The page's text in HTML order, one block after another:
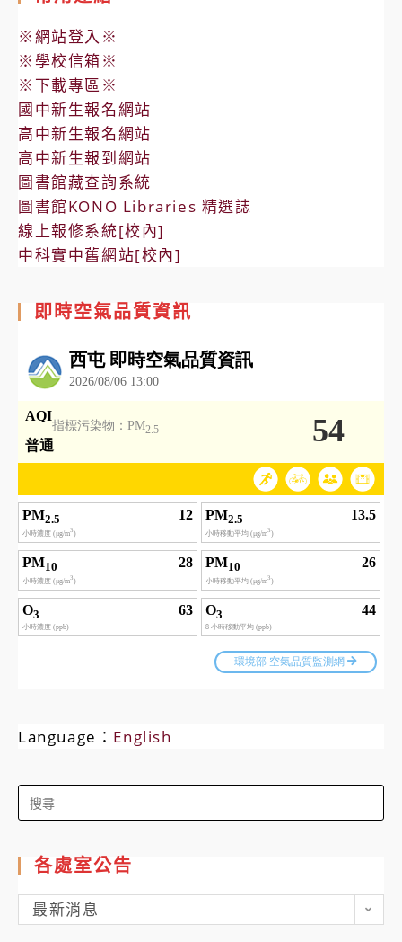
※網站登入※
※學校信箱※
※下載專區※
國中新生報名網站
高中新生報名網站
高中新生報到網站
圖書館藏查詢系統
圖書館KONO Libraries 精選誌
線上報修系統[校內]
中科實中舊網站[校內]
即時空氣品質資訊
Language： English
Search
for:
各處室公告
各
處
最新消息